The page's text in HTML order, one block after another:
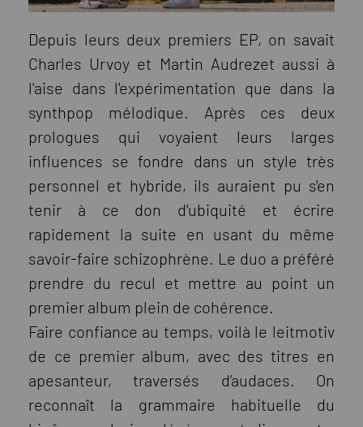
Depuis leurs deux premiers EP, on savait
Charles Urvoy et Martin Audrezet aussi à
l'aise dans l'expérimentation que dans la
synthpop mélodique. Après ces deux
prologues qui voyaient leurs larges
influences se fondre dans un style très
personnel et hybride, ils auraient pu s'en
tenir à ce don d'ubiquité et écrire
rapidement la suite en usant du même
savoir-faire schizophrène. Le duo a préféré
prendre du recul et mettre au point un
premier album plein de cohérence.
Faire confiance au temps, voilà le leitmotiv
de ce premier album, avec des titres en
apesanteur, traversés d’audaces. On
reconnaît la grammaire habituelle du